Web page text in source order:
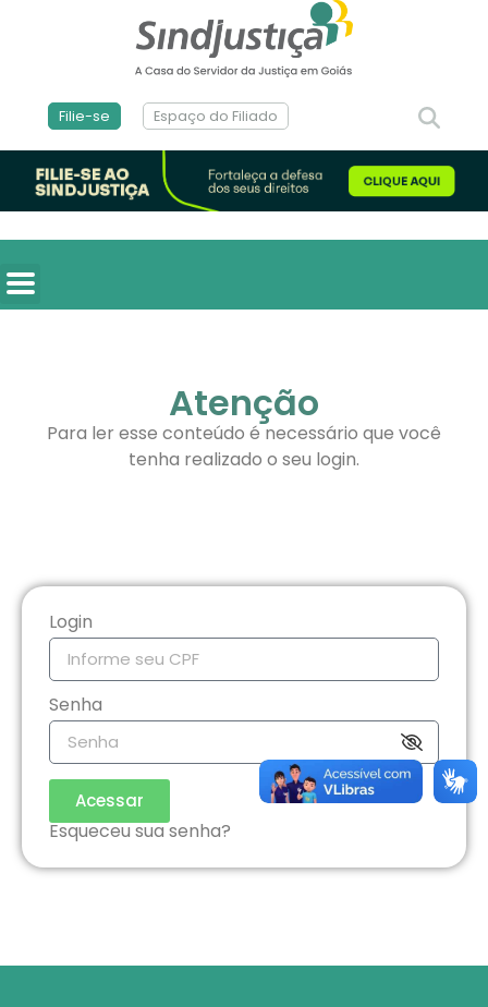
Filie-se Espaço do Filiado
Atenção
Para ler esse conteúdo é necessário que você
tenha realizado o seu login.
Login
Senha
Acessar
Esqueceu sua senha?